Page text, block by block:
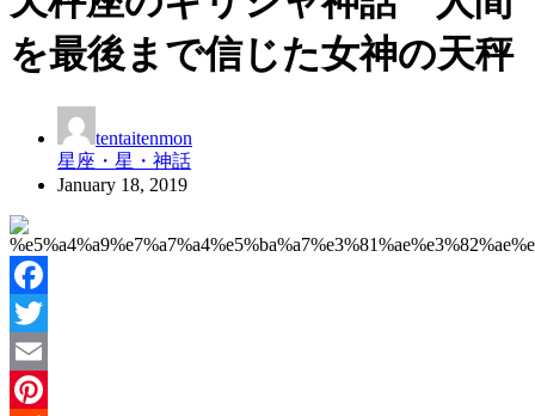
を最後まで信じた女神の天秤
tentaitenmon
星座・星・神話
January 18, 2019
Facebook
Twitter
Email